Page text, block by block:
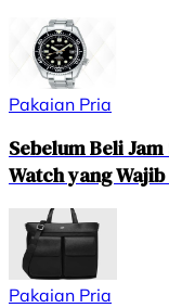
Pakaian Pria
Sebelum Beli
Watch yang
Pakaian Pria